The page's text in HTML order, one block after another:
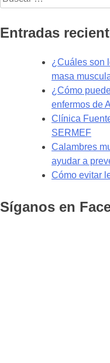
Entradas
¿Cuáles son
masa
¿Cómo
enfermos de
Clínica
SERMEF
Calambres
ayudar a
Cómo evitar
Síganos en